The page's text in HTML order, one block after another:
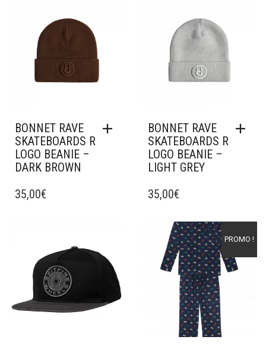
BONNET RAVE
SKATEBOARDS R
LOGO BEANIE –
DARK BROWN
35,00€
BONNET RAVE
SKATEBOARDS R
LOGO BEANIE –
LIGHT GREY
35,00€
Ajouter à mes favorisPROMO !